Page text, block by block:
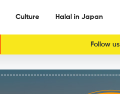
Culture Halal in Japan
Follow us